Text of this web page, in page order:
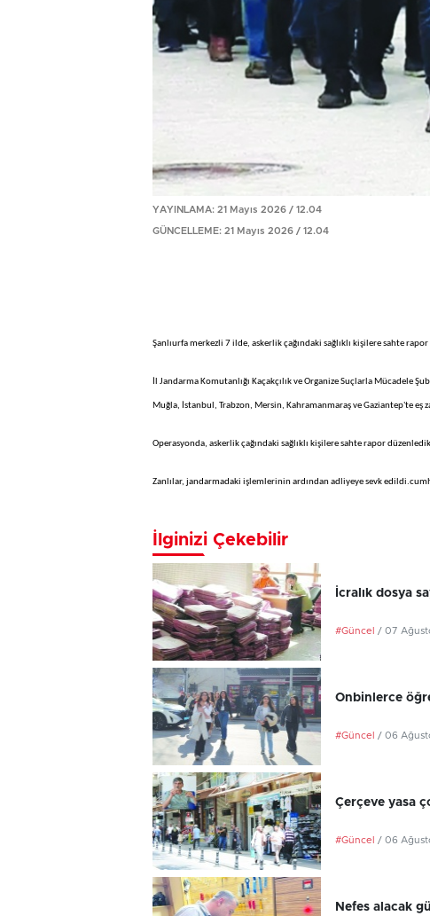
YAYINLAMA: 21 Mayıs 2026 / 12.04
GÜNCELLEME: 21 Mayıs 2026 / 12.04
Şanlıurfa merkezli 7 ilde, askerlik çağındaki sağlıklı kişilere sahte
İl Jandarma Komutanlığı Kaçakçılık ve Organize Suçlarla Mücadele
Muğla, İstanbul, Trabzon, Mersin, Kahramanmaraş ve Gaziantep'te eş
Operasyonda, askerlik çağındaki sağlıklı kişilere sahte rapor
Zanlılar, jandarmadaki işlemlerinin ardından adliyeye sevk
İlginizi Çekebilir
İcralık dosya
#Güncel / 07
Onbinlerce
#Güncel / 06
Çerçeve yasa
#Güncel / 06
Nefes alacak